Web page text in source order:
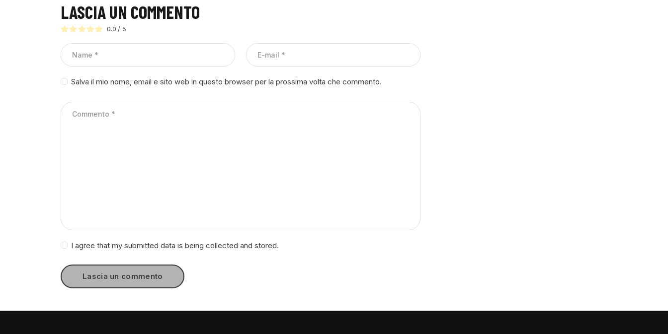
LASCIA UN COMMENTO
0.0 / 5
Salva il mio nome, email e sito web in questo browser per la prossima volta che commento.
I agree that my submitted data is being collected and stored.